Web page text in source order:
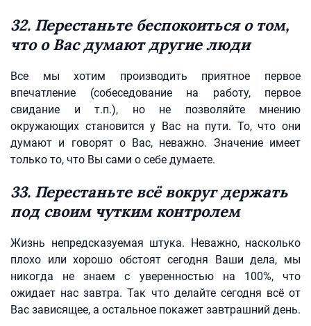
32. Перестаньте беспокоиться о том,
что о Вас думают другие люди
Все мы хотим производить приятное первое
впечатление (собеседование на работу, первое
свидание и т.п.), но не позволяйте мнению
окружающих становится у Вас на пути. То, что они
думают и говорят о Вас, неважно. Значение имеет
только то, что Вы сами о себе думаете.
33. Перестаньте всё вокруг держать
под своим чутким контролем
Жизнь непредсказуемая штука. Неважно, насколько
плохо или хорошо обстоят сегодня Ваши дела, мы
никогда не знаем с уверенностью на 100%, что
ожидает нас завтра. Так что делайте сегодня всё от
Вас зависящее, а остальное покажет завтрашний день.